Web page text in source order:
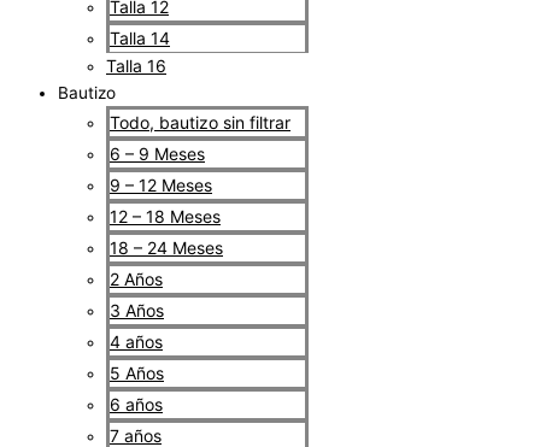
Talla 12
Talla 14
Talla 16
Bautizo
Todo, bautizo sin filtrar
6 – 9 Meses
9 – 12 Meses
12 – 18 Meses
18 – 24 Meses
2 Años
3 Años
4 años
5 Años
6 años
7 años